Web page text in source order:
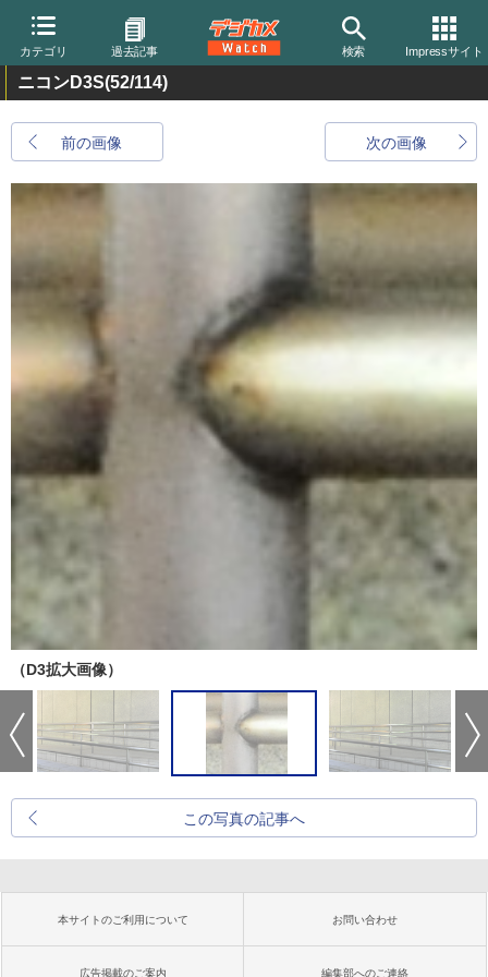
カテゴリ 過去記事 検索 Impressサイト
ニコンD3S(52/114)
前の画像 次の画像
（D3拡大画像）
この写真の記事へ
本サイトのご利用について お問い合わせ
広告掲載のご案内 編集部へのご連絡